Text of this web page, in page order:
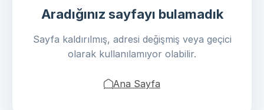
Aradığınız sayfayı bulamadık
Sayfa kaldırılmış, adresi değişmiş veya geçici
olarak kullanılamıyor olabilir.
Ana Sayfa